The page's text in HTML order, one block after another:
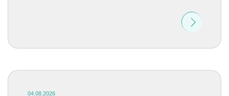
04.08.2026